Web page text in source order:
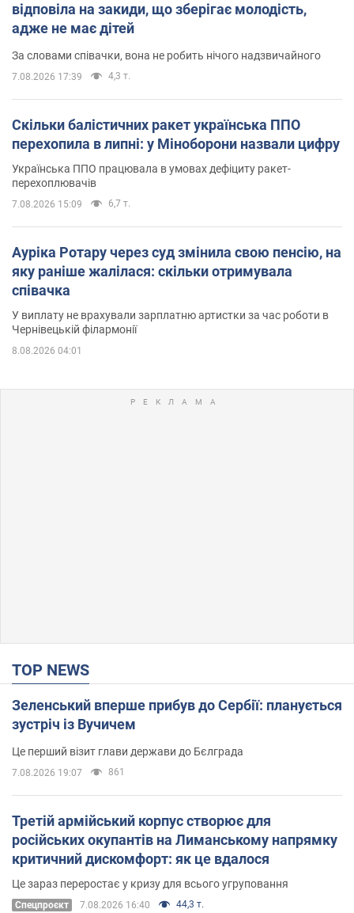
відповіла на закиди, що зберігає молодість,
адже не має дітей
За словами співачки, вона не робить нічого надзвичайного
7.08.2026 17:39 4,3 т.
Скільки балістичних ракет українська ППО
перехопила в липні: у Міноборони назвали цифру
Українська ППО працювала в умовах дефіциту ракет-
перехоплювачів
7.08.2026 15:09 6,7 т.
Ауріка Ротару через суд змінила свою пенсію, на
яку раніше жалілася: скільки отримувала
співачка
У виплату не врахували зарплатню артистки за час роботи в
Чернівецькій філармонії
8.08.2026 04:01
TOP NEWS
Зеленський вперше прибув до Сербії: планується
зустріч із Вучичем
Це перший візит глави держави до Бєлграда
7.08.2026 19:07 861
Третій армійський корпус створює для
російських окупантів на Лиманському напрямку
критичний дискомфорт: як це вдалося
Це зараз переростає у кризу для всього угруповання
Cпецпроєкт 7.08.2026 16:40 44,3 т.